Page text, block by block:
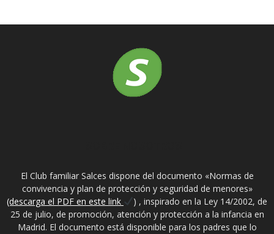
El Club familiar Salces dispone del documento «Normas de
convivencia y plan de protección y seguridad de menores»
(descarga el PDF en este link
) , inspirado en la Ley 14/2002, de
25 de julio, de promoción, atención y protección a la infancia en
Madrid. El documento está disponible para los padres que lo